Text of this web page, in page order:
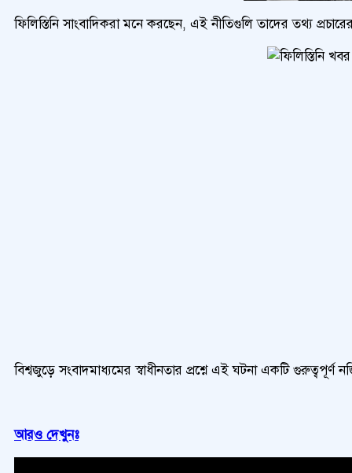
ফিলিস্তিনি সাংবাদিকরা মনে করছেন, এই নীতিগুলি তাদের তথ্য
বিশ্বজুড়ে সংবাদমাধ্যমের স্বাধীনতার প্রশ্নে এই ঘটনা একটি
আরও দেখুনঃ